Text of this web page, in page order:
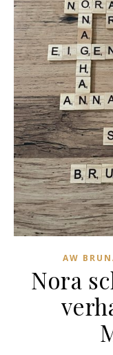
AW
Nora